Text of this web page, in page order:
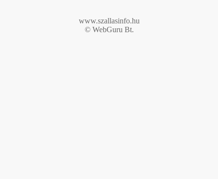
www.szallasinfo.hu
© WebGuru Bt.